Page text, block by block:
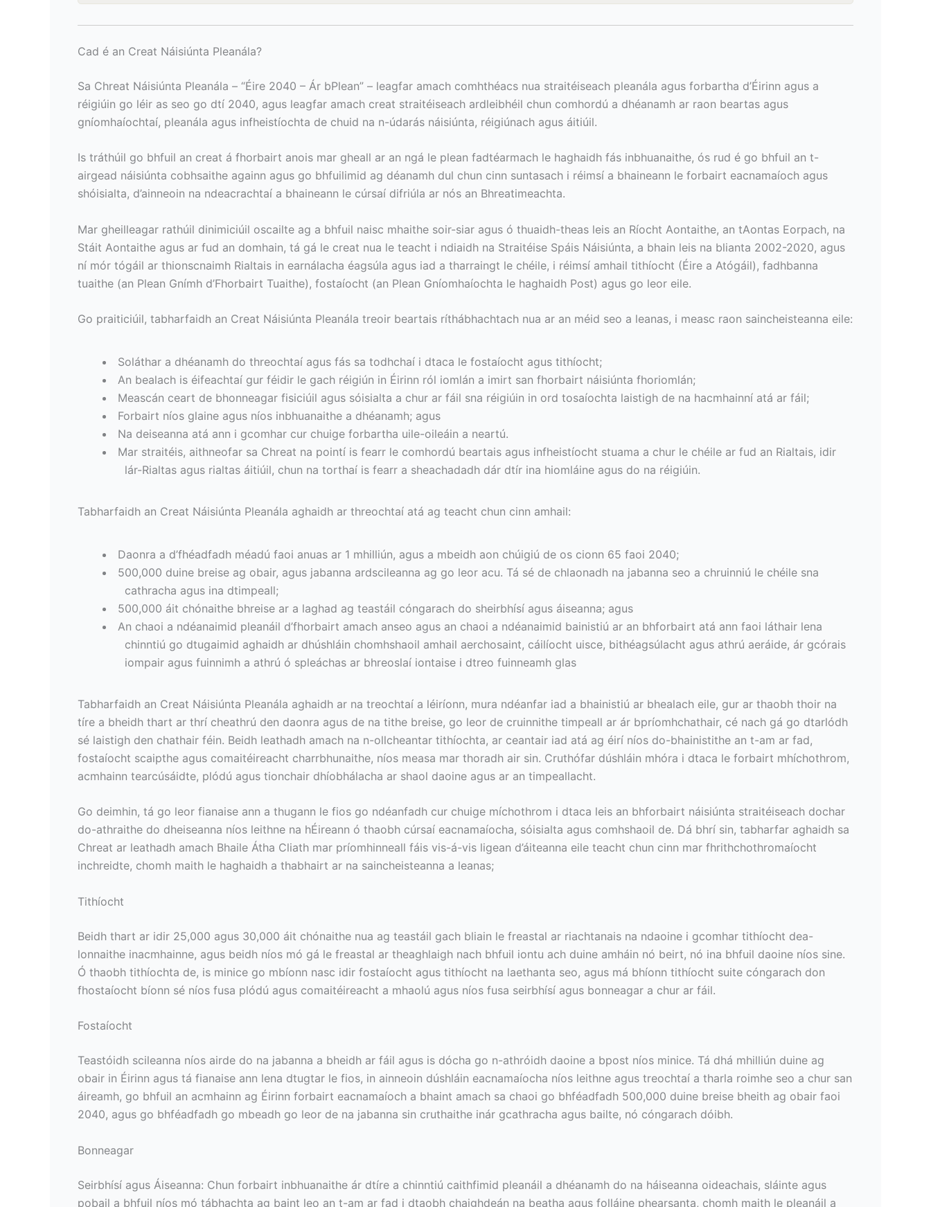
Cad é an Creat Náisiúnta Pleanála?
Sa Chreat Náisiúnta Pleanála – “Éire 2040 – Ár bPlean” – leagfar amach comhthéacs nua straitéiseach pleanála agus forbartha d’Éirinn agus a
réigiúin go léir as seo go dtí 2040, agus leagfar amach creat straitéiseach ardleibhéil chun comhordú a dhéanamh ar raon beartas agus
gníomhaíochtaí, pleanála agus infheistíochta de chuid na n-údarás náisiúnta, réigiúnach agus áitiúil.
Is tráthúil go bhfuil an creat á fhorbairt anois mar gheall ar an ngá le plean fadtéarmach le haghaidh fás inbhuanaithe, ós rud é go bhfuil an t-
airgead náisiúnta cobhsaithe againn agus go bhfuilimid ag déanamh dul chun cinn suntasach i réimsí a bhaineann le forbairt eacnamaíoch agus
shóisialta, d’ainneoin na ndeacrachtaí a bhaineann le cúrsaí difriúla ar nós an Bhreatimeachta.
Mar gheilleagar rathúil dinimiciúil oscailte ag a bhfuil naisc mhaithe soir-siar agus ó thuaidh-theas leis an Ríocht Aontaithe, an tAontas Eorpach, na
Stáit Aontaithe agus ar fud an domhain, tá gá le creat nua le teacht i ndiaidh na Straitéise Spáis Náisiúnta, a bhain leis na blianta 2002-2020, agus
ní mór tógáil ar thionscnaimh Rialtais in earnálacha éagsúla agus iad a tharraingt le chéile, i réimsí amhail tithíocht (Éire a Atógáil), fadhbanna
tuaithe (an Plean Gnímh d’Fhorbairt Tuaithe), fostaíocht (an Plean Gníomhaíochta le haghaidh Post) agus go leor eile.
Go praiticiúil, tabharfaidh an Creat Náisiúnta Pleanála treoir beartais ríthábhachtach nua ar an méid seo a leanas, i measc raon saincheisteanna eile:
Soláthar a dhéanamh do threochtaí agus fás sa todhchaí i dtaca le fostaíocht agus tithíocht;
An bealach is éifeachtaí gur féidir le gach réigiún in Éirinn ról iomlán a imirt san fhorbairt náisiúnta fhoriomlán;
Meascán ceart de bhonneagar fisiciúil agus sóisialta a chur ar fáil sna réigiúin in ord tosaíochta laistigh de na hacmhainní atá ar fáil;
Forbairt níos glaine agus níos inbhuanaithe a dhéanamh; agus
Na deiseanna atá ann i gcomhar cur chuige forbartha uile-oileáin a neartú.
Mar straitéis, aithneofar sa Chreat na pointí is fearr le comhordú beartais agus infheistíocht stuama a chur le chéile ar fud an Rialtais, idir
lár-Rialtas agus rialtas áitiúil, chun na torthaí is fearr a sheachadadh dár dtír ina hiomláine agus do na réigiúin.
Tabharfaidh an Creat Náisiúnta Pleanála aghaidh ar threochtaí atá ag teacht chun cinn amhail:
Daonra a d’fhéadfadh méadú faoi anuas ar 1 mhilliún, agus a mbeidh aon chúigiú de os cionn 65 faoi 2040;
500,000 duine breise ag obair, agus jabanna ardscileanna ag go leor acu. Tá sé de chlaonadh na jabanna seo a chruinniú le chéile sna
cathracha agus ina dtimpeall;
500,000 áit chónaithe bhreise ar a laghad ag teastáil cóngarach do sheirbhísí agus áiseanna; agus
An chaoi a ndéanaimid pleanáil d’fhorbairt amach anseo agus an chaoi a ndéanaimid bainistiú ar an bhforbairt atá ann faoi láthair lena
chinntiú go dtugaimid aghaidh ar dhúshláin chomhshaoil amhail aerchosaint, cáilíocht uisce, bithéagsúlacht agus athrú aeráide, ár gcórais
iompair agus fuinnimh a athrú ó spleáchas ar bhreoslaí iontaise i dtreo fuinneamh glas
Tabharfaidh an Creat Náisiúnta Pleanála aghaidh ar na treochtaí a léiríonn, mura ndéanfar iad a bhainistiú ar bhealach eile, gur ar thaobh thoir na
tíre a bheidh thart ar thrí cheathrú den daonra agus de na tithe breise, go leor de cruinnithe timpeall ar ár bpríomhchathair, cé nach gá go dtarlódh
sé laistigh den chathair féin. Beidh leathadh amach na n-ollcheantar tithíochta, ar ceantair iad atá ag éirí níos do-bhainistithe an t-am ar fad,
fostaíocht scaipthe agus comaitéireacht charrbhunaithe, níos measa mar thoradh air sin. Cruthófar dúshláin mhóra i dtaca le forbairt mhíchothrom,
acmhainn tearcúsáidte, plódú agus tionchair dhíobhálacha ar shaol daoine agus ar an timpeallacht.
Go deimhin, tá go leor fianaise ann a thugann le fios go ndéanfadh cur chuige míchothrom i dtaca leis an bhforbairt náisiúnta straitéiseach dochar
do-athraithe do dheiseanna níos leithne na hÉireann ó thaobh cúrsaí eacnamaíocha, sóisialta agus comhshaoil de. Dá bhrí sin, tabharfar aghaidh sa
Chreat ar leathadh amach Bhaile Átha Cliath mar príomhinneall fáis vis-á-vis ligean d’áiteanna eile teacht chun cinn mar fhrithchothromaíocht
inchreidte, chomh maith le haghaidh a thabhairt ar na saincheisteanna a leanas;
Tithíocht
Beidh thart ar idir 25,000 agus 30,000 áit chónaithe nua ag teastáil gach bliain le freastal ar riachtanais na ndaoine i gcomhar tithíocht dea-
lonnaithe inacmhainne, agus beidh níos mó gá le freastal ar theaghlaigh nach bhfuil iontu ach duine amháin nó beirt, nó ina bhfuil daoine níos sine.
Ó thaobh tithíochta de, is minice go mbíonn nasc idir fostaíocht agus tithíocht na laethanta seo, agus má bhíonn tithíocht suite cóngarach don
fhostaíocht bíonn sé níos fusa plódú agus comaitéireacht a mhaolú agus níos fusa seirbhísí agus bonneagar a chur ar fáil.
Fostaíocht
Teastóidh scileanna níos airde do na jabanna a bheidh ar fáil agus is dócha go n-athróidh daoine a bpost níos minice. Tá dhá mhilliún duine ag
obair in Éirinn agus tá fianaise ann lena dtugtar le fios, in ainneoin dúshláin eacnamaíocha níos leithne agus treochtaí a tharla roimhe seo a chur san
áireamh, go bhfuil an acmhainn ag Éirinn forbairt eacnamaíoch a bhaint amach sa chaoi go bhféadfadh 500,000 duine breise bheith ag obair faoi
2040, agus go bhféadfadh go mbeadh go leor de na jabanna sin cruthaithe inár gcathracha agus bailte, nó cóngarach dóibh.
Bonneagar
Seirbhísí agus Áiseanna: Chun forbairt inbhuanaithe ár dtíre a chinntiú caithfimid pleanáil a dhéanamh do na háiseanna oideachais, sláinte agus
pobail a bhfuil níos mó tábhachta ag baint leo an t-am ar fad i dtaobh chaighdeán na beatha agus folláine phearsanta, chomh maith le pleanáil a